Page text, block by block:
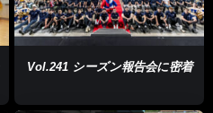
Vol.241 シーズン報告会に密着